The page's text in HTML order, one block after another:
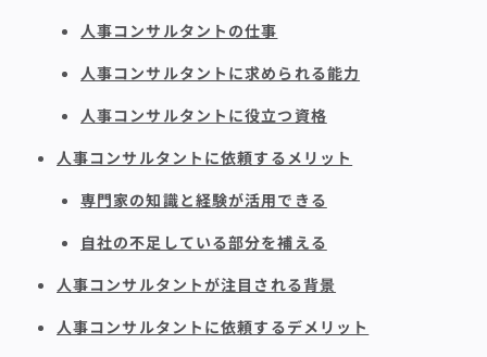
人事コンサルタントの仕事
人事コンサルタントに求められる能力
人事コンサルタントに役立つ資格
人事コンサルタントに依頼するメリット
専門家の知識と経験が活用できる
自社の不足している部分を補える
人事コンサルタントが注目される背景
人事コンサルタントに依頼するデメリット